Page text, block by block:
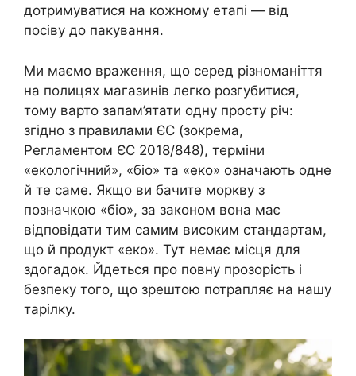
дотримуватися на кожному етапі — від
посіву до пакування.
Ми маємо враження, що серед різноманіття
на полицях магазинів легко розгубитися,
тому варто запам’ятати одну просту річ:
згідно з правилами ЄС (зокрема,
Регламентом ЄС 2018/848), терміни
«екологічний», «біо» та «еко» означають одне
й те саме. Якщо ви бачите моркву з
позначкою «біо», за законом вона має
відповідати тим самим високим стандартам,
що й продукт «еко». Тут немає місця для
здогадок. Йдеться про повну прозорість і
безпеку того, що зрештою потрапляє на нашу
тарілку.